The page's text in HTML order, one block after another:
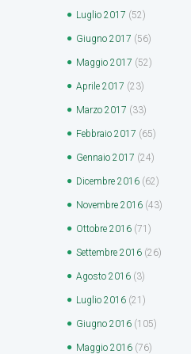
Luglio 2017 (52)
Giugno 2017 (56)
Maggio 2017 (52)
Aprile 2017 (23)
Marzo 2017 (33)
Febbraio 2017 (65)
Gennaio 2017 (24)
Dicembre 2016 (62)
Novembre 2016 (43)
Ottobre 2016 (71)
Settembre 2016 (26)
Agosto 2016 (3)
Luglio 2016 (21)
Giugno 2016 (105)
Maggio 2016 (76)